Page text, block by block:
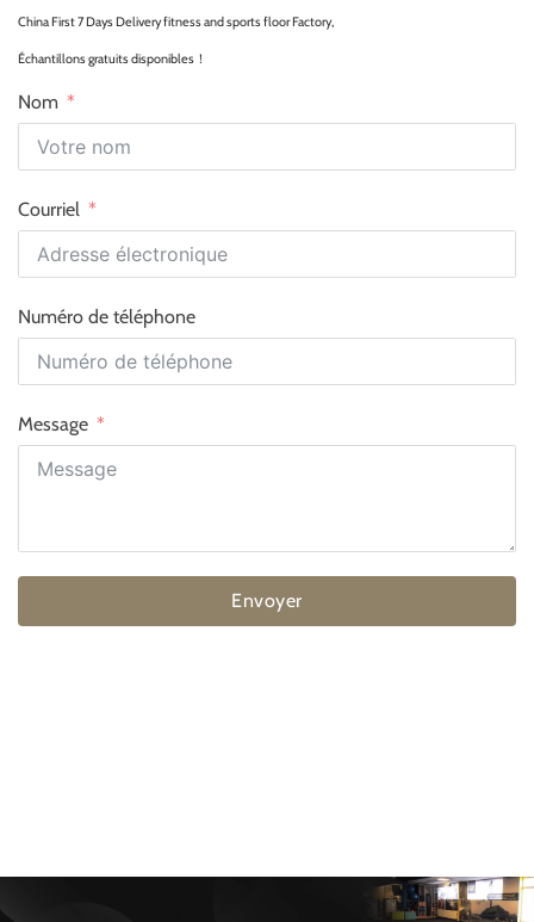
China First 7 Days Delivery fitness and sports floor Factory,
Échantillons gratuits disponibles！
Nom
Courriel
Numéro de téléphone
Message
Envoyer